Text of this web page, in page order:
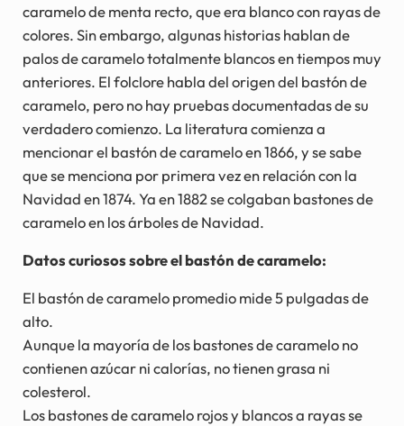
caramelo de menta recto, que era blanco con rayas de
colores. Sin embargo, algunas historias hablan de
palos de caramelo totalmente blancos en tiempos muy
anteriores. El folclore habla del origen del bastón de
caramelo, pero no hay pruebas documentadas de su
verdadero comienzo. La literatura comienza a
mencionar el bastón de caramelo en 1866, y se sabe
que se menciona por primera vez en relación con la
Navidad en 1874. Ya en 1882 se colgaban bastones de
caramelo en los árboles de Navidad.
Datos curiosos sobre el bastón de caramelo:
El bastón de caramelo promedio mide 5 pulgadas de
alto.
Aunque la mayoría de los bastones de caramelo no
contienen azúcar ni calorías, no tienen grasa ni
colesterol.
Los bastones de caramelo rojos y blancos a rayas se